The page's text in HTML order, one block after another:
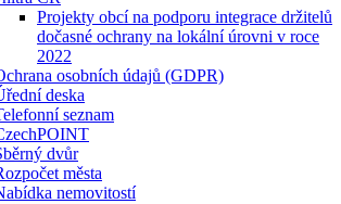
Projekty obcí na podporu integrace držitelů
dočasné ochrany na lokální úrovni v roce
2022
osobních údajů (GDPR)
deska
seznam
dvůr
města
nemovitostí